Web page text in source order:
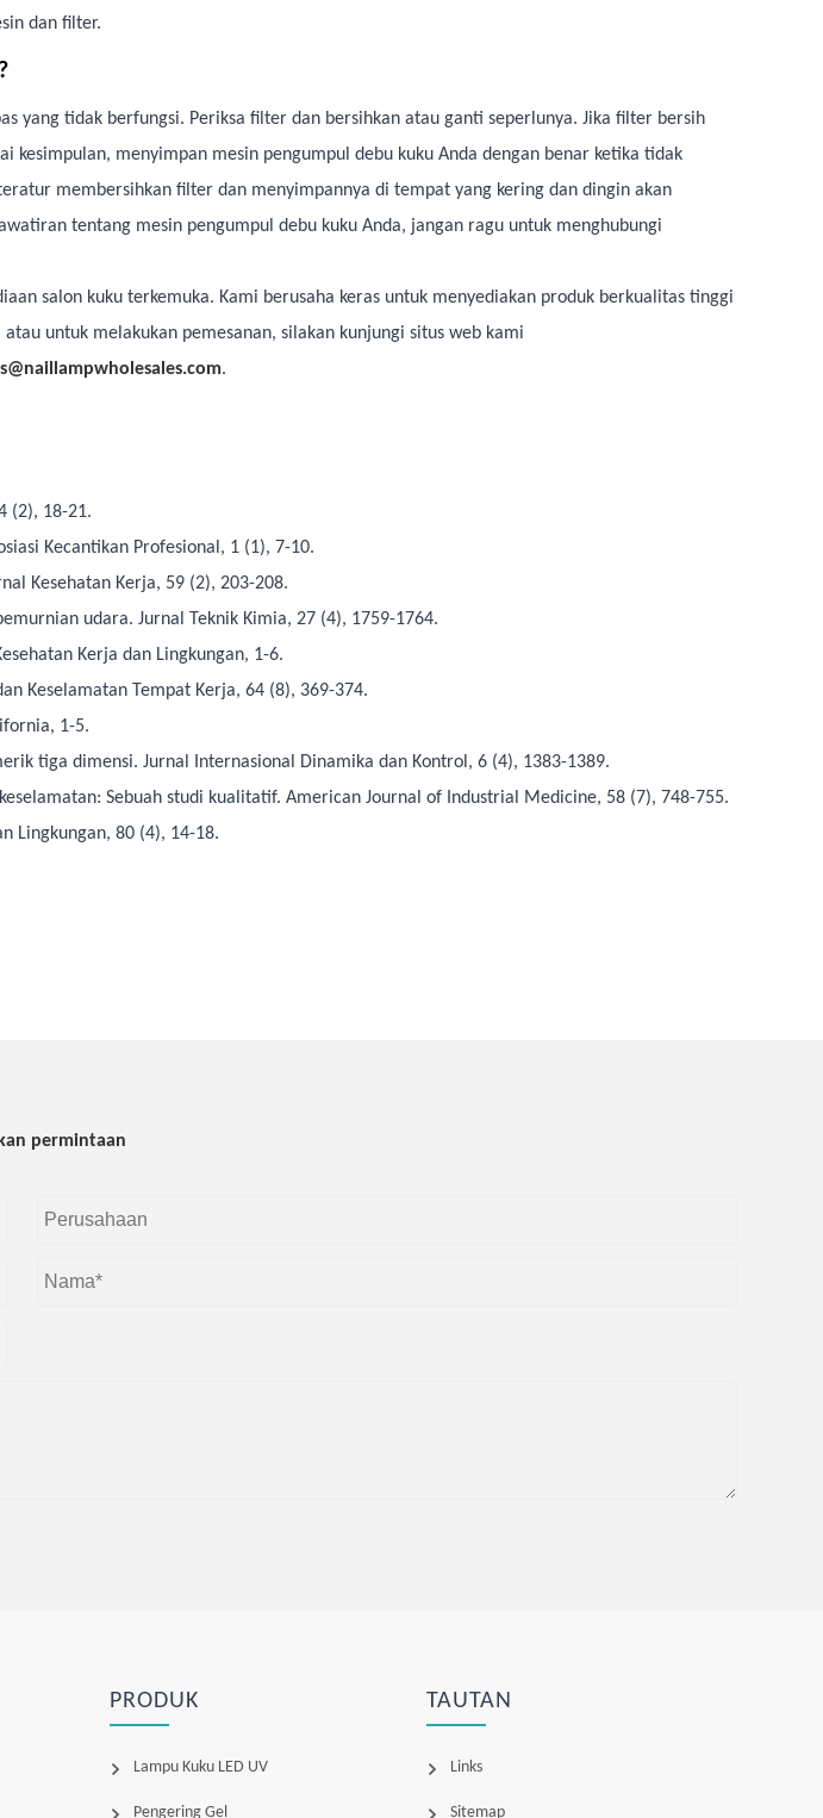
dan filter.
yang tidak berfungsi. Periksa filter dan bersihkan atau ganti seperlunya. Jika filter bersih
kesimpulan, menyimpan mesin pengumpul debu kuku Anda dengan benar ketika tidak
membersihkan filter dan menyimpannya di tempat yang kering dan dingin akan
tentang mesin pengumpul debu kuku Anda, jangan ragu untuk menghubungi
salon kuku terkemuka. Kami berusaha keras untuk menyediakan produk berkualitas tinggi
untuk melakukan pemesanan, silakan kunjungi situs web kami
.
(2), 18-21.
Kecantikan Profesional, 1 (1), 7-10.
Kesehatan Kerja, 59 (2), 203-208.
udara. Jurnal Teknik Kimia, 27 (4), 1759-1764.
Kerja dan Lingkungan, 1-6.
Keselamatan Tempat Kerja, 64 (8), 369-374.
1-5.
tiga dimensi. Jurnal Internasional Dinamika dan Kontrol, 6 (4), 1383-1389.
Sebuah studi kualitatif. American Journal of Industrial Medicine, 58 (7), 748-755.
Lingkungan, 80 (4), 14-18.
permintaan
PRODUK
Lampu Kuku LED UV
Pengering Gel
TAUTAN
Links
Sitemap